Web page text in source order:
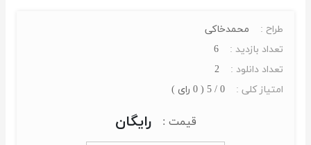
طراح :
محمدخاکی
تعداد بازدید :
6
تعداد دانلود :
2
امتیاز کلی :
0 / 5 ( 0 رای )
قیمت : رایگان